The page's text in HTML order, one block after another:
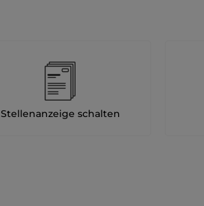
Stellenanzeige schalten